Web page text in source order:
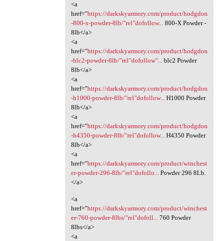
<a
href="https://darkskyarmory.com/product/hodgdon
-800-x-powder-8lb/"rel"dofollow...
800-X Powder -
8lb</a>
<a
href="https://darkskyarmory.com/product/hodgdon
-blc2-powder-8lb/"rel"dofollow"...
blc2 Powder
8lb</a>
<a
href="https://darkskyarmory.com/product/hodgdon
-h1000-powder-8lb/"rel"dofollow...
H1000 Powder
8lb</a>
<a
href="https://darkskyarmory.com/product/hodgdon
-h4350-powder-8lb/"rel"dofollow...
H4350 Powder
8lb</a>
<a
href="https://darkskyarmory.com/product/winchest
er-powder-296-8lb/"rel"dofollo...
Powder 296 8Lb.
</a>
<a
href="https://darkskyarmory.com/product/winchest
er-760-powder-8lbs/"rel"dofoll...760 Powder
8lbs</a>
<a